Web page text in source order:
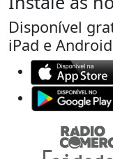
Disponível
iPad e Android